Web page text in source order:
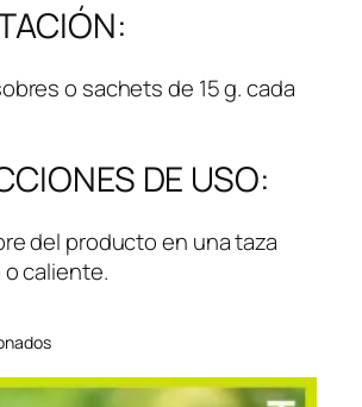
o sachets de 15 g. cada
DE USO:
del producto en una taza
caliente.